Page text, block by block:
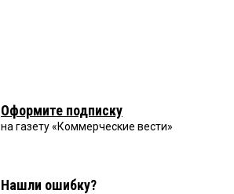
Оформите подписку
на газету «Коммерческие вести»
Нашли ошибку?